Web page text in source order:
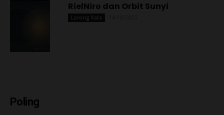
RielNiro dan Orbit Sunyi
Lorong Kata
Poling